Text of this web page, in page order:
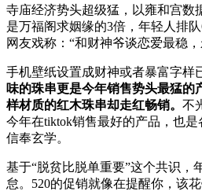
寺庙经济势头超级猛，以雍和宫数
是万福阁求姻缘的3倍，年轻人排
网友戏称：“和财神爷谈恋爱最稳，
手机壁纸设置成财神或者暴富字样
味的珠串更是今年销售势头最猛的
样材质的红木珠串却走红畅销。 不
今年在tiktok销售最好的产品，也
信奉玄学。
基于“脱贫比脱单重要”这个共识，
怠。520的促销就像在提醒你，该